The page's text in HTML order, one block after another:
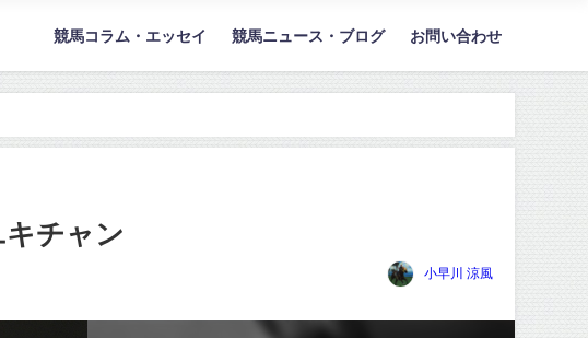
競馬コラム・エッセイ 競馬ニュース・ブログ お問い合わせ
チャン
小早川 涼風